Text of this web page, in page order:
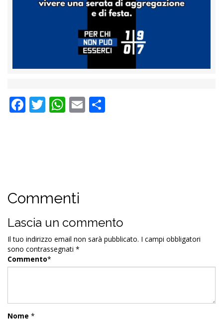
Facebook
Twitter
WhatsApp
Email
Commenti
Lascia un commento
Il tuo indirizzo email non sarà pubblicato. I campi obbligatori
sono contrassegnati *
Commento*
Nome *